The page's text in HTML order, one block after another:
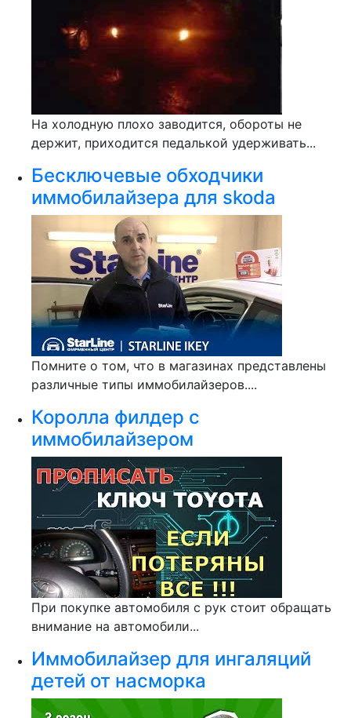
На холодную плохо заводится, обороты не
держит, приходится педалькой удерживать...
Бесключевые обходчики
иммобилайзера для skoda
Помните о том, что в магазинах представлены
различные типы иммобилайзеров....
Королла филдер с
иммобилайзером
При покупке автомобиля с рук стоит обращать
внимание на автомобили...
Иммобилайзер для ингаляций
детей от насморка